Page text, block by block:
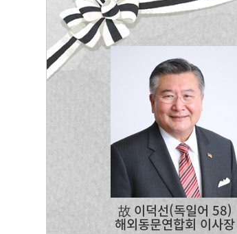
故 이덕선(독일어 58)
해외동문연합회 이사장